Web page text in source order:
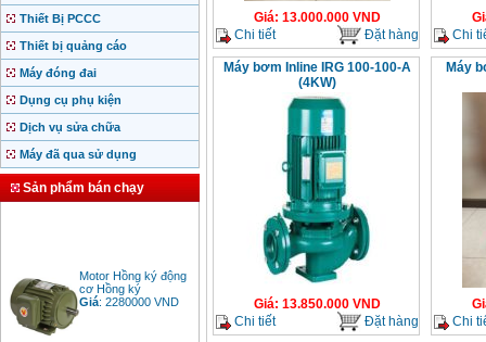
Thiết Bị PCCC
Thiết bị quảng cáo
Máy đóng đai
Dụng cụ phụ kiện
Dịch vụ sửa chữa
Máy đã qua sử dụng
Sản phẩm bán chạy
Motor Hồng ký động
cơ Hồng ký
Giá :2280000 VND
Giá: 13.000.000 VND
Chi tiết
Đặt hàng
Chi
Máy bơm Inline IRG 100-100-A
(4KW)
Giá: 13.850.000 VND
Chi tiết
Đặt hàng
Máy
Chi